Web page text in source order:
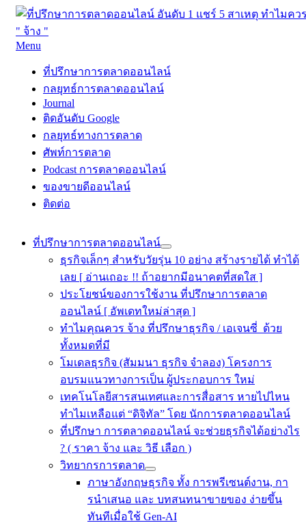
จ้าง "
Skip
content
Menu
ที่ปรึกษาการตลาดออนไลน์
กลยุทธ์การตลาดออนไลน์
Journal
ติดอันดับ Google
กลยุทธ์ทางการตลาด
ศัพท์การตลาด
Podcast การตลาดออนไลน์
ของขายดีออนไลน์
ติดต่อ
ที่ปรึกษาการตลาดออนไลน์
ธุรกิจเล็กๆ สำหรับวัยรุ่น 10 อย่าง สร้างรายได้ ทำได้
เลย [ อ่านเถอะ !! ถ้าอยากมีอนาคตที่สดใส ]
ประโยชน์ของการใช้งาน ที่ปรึกษาการตลาด
ออนไลน์ [ อัพเดทใหม่ล่าสุด ]
ทำไมคุณควร จ้าง ที่ปรึกษาธุรกิจ / เอเจนซี่ ด้วย
ทั้งหมดที่มี
โมเดลธุรกิจ (สัมมนา ธุรกิจ จำลอง) โครงการ
อบรมแนวทางการเป็น ผู้ประกอบการ ใหม่
เทคโนโลยีสารสนเทศและการสื่อสาร หายไปไหน
ทำไมเหลือแต่ “ดิจิทัล” โดย นักการตลาดออนไลน์
ที่ปรึกษา การตลาดออนไลน์ จะช่วยธุรกิจได้อย่างไร
? ( ราคา จ้าง และ วิธี เลือก )
วิทยากรการตลาด
ภาษาอังกฤษธุรกิจ ทั้ง การพรีเซนต์งาน, กา
รนําเสนอ และ บทสนทนาขายของ ง่ายขึ้น
ทันทีเมื่อใช้ Gen-AI